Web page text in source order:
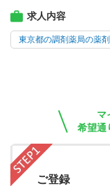
求人内容
東京都の調剤薬局の薬
マ
希望通
ご登録